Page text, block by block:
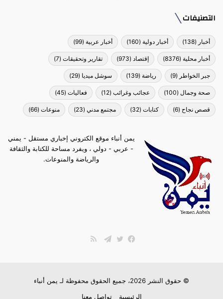
التصنيفات
أخبار (138) أخبار دولية (160) أخبار عربية (99)
أخبار محلية (8376) إقتصاد (973) تقارير وتحقيقات (7)
جبر الخواطر (9) رياضة (139) سوشل ميديا (29)
صحة وجمال (100) عجائب وغرائب (12) فعاليات (45)
قصص نجاح (6) كتابات (32) مجتمع مدني (23) منوعات (66)
يمن أنباء موقع الكتروني إخباري مستقل - يمني
- عربي - دولي ، ويفرد مساحة للكتابة والثقافة
والرياضة والمنوعات.
© حقوق النشر 2026، جميع الحقوق محفوظة لـ
يمن أنباء
الرئيسية
تواصل معنا